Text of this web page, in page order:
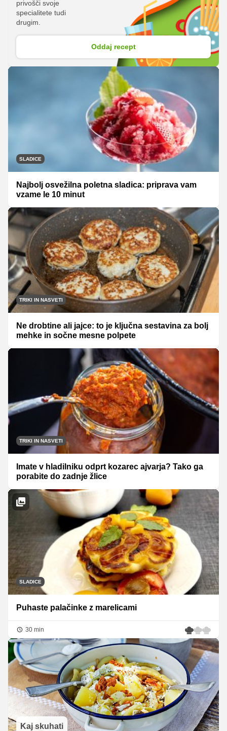
privošči svoje
specialitete tudi
drugim.
Oddaj recept
SLADICE
Najbolj osvežilna poletna sladica: priprava vam
vzame le 10 minut
TRIKI IN NASVETI
Ne drobtine ali jajce: to je ključna sestavina za bolj
mehke in sočne mesne polpete
TRIKI IN NASVETI
Imate v hladilniku odprt kozarec ajvarja? Tako ga
porabite do zadnje žlice
SLADICE
Puhaste palačinke z marelicami
30 min
Kaj skuhati